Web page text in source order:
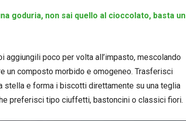
goduria, non sai quello al cioccolato, basta un
aggiungili poco per volta all’impasto, mescolando
un composto morbido e omogeneo. Trasferisci
stella e forma i biscotti direttamente su una teglia
preferisci tipo ciuffetti, bastoncini o classici fiori.